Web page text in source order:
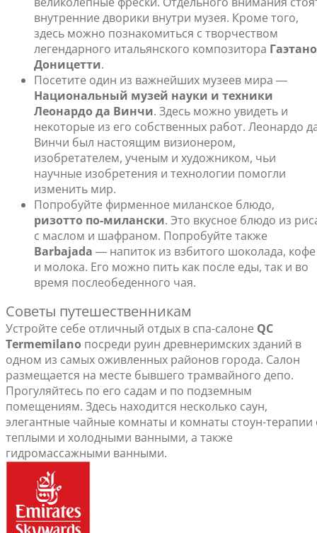
внутренние дворики внутри музея. Кроме того,
здесь можно познакомиться с творчеством
легендарного итальянского композитора Гаэтано
Доницетти.
Посетите один из важнейших музеев мира ―
Национальный музей науки и техники
Леонардо да Винчи. Здесь можно увидеть и
некоторые из его собственных работ. Леонардо
Винчи был настоящим визионером,
изобретателем, ученым и художником, чьи
научные изобретения и технологии помогли
изменить мир.
Попробуйте фирменное миланское блюдо,
ризотто по-милански. Это вкусное блюдо из
с маслом и шафраном. Попробуйте также
Barbajada ― напиток из взбитого шоколада, кофе
и молока. Его можно пить как после еды, так и во
время послеобеденного чая.
Советы путешественникам
Устройте себе отличный отдых в спа-салоне QC
Termemilano посреди руин древнеримских зданий в
одном из самых оживленных районов города. Салон
размещается на месте бывшего трамвайного депо.
Прогуляйтесь по его садам и по подземным
помещениям. Здесь находится несколько саун,
элегантные чайные комнаты и комнаты стоун-терапии
теплыми и холодными ванными, а также
гидромассажными ванными.